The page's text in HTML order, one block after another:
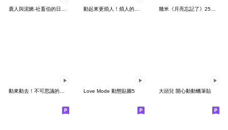
幾米《月亮忘記了》25周年 x 晴天P莉
Love Mode 動態貼圖5 大頭兒 開心動動蠟筆貼